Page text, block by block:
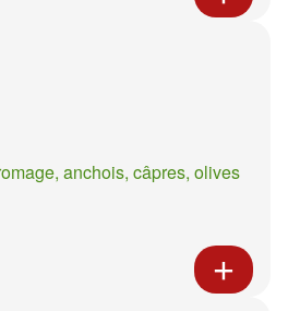
anchois, câpres, olives